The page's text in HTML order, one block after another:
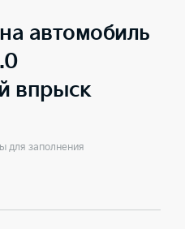
автомобиль
впрыск
для заполнения